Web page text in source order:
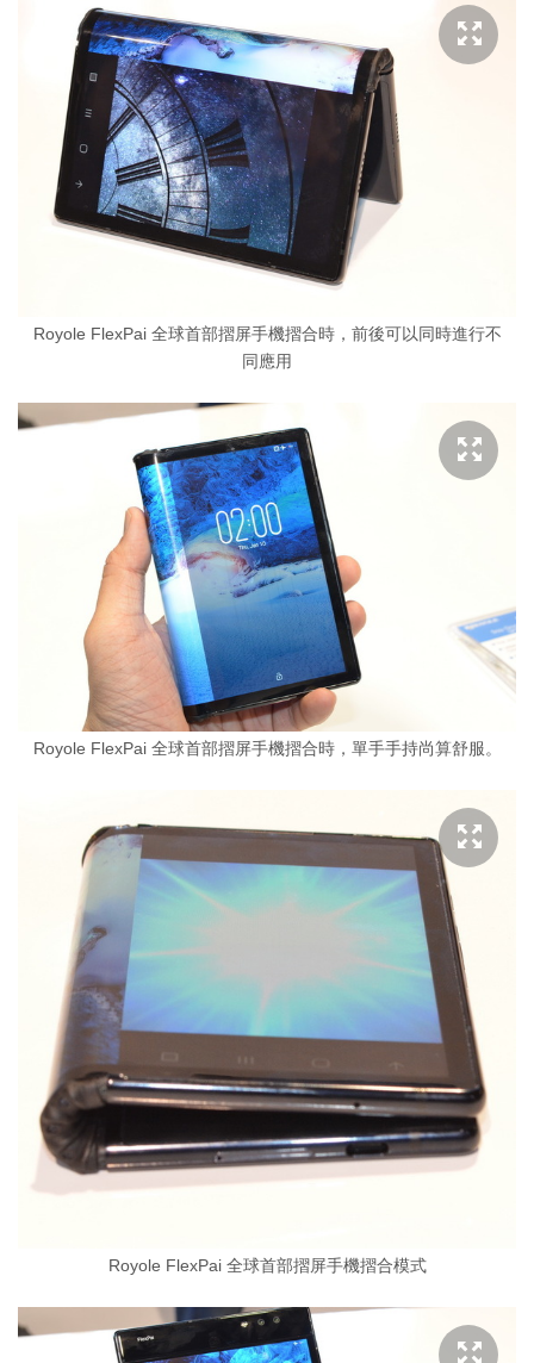
Royole FlexPai 全球首部摺屏手機摺合時，前後可以同時進行不
同應用
Royole FlexPai 全球首部摺屏手機摺合時，單手手持尚算舒服。
Royole FlexPai 全球首部摺屏手機摺合模式